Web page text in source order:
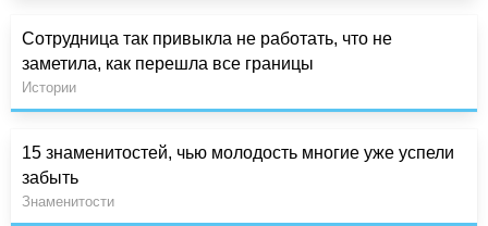
Сотрудница так привыкла не работать, что не
заметила, как перешла все границы
Истории
15 знаменитостей, чью молодость многие уже успели
забыть
Знаменитости